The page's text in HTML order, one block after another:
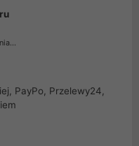
PayPo, Przelewy24,